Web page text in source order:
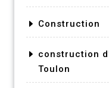
Construction
construction
Toulon